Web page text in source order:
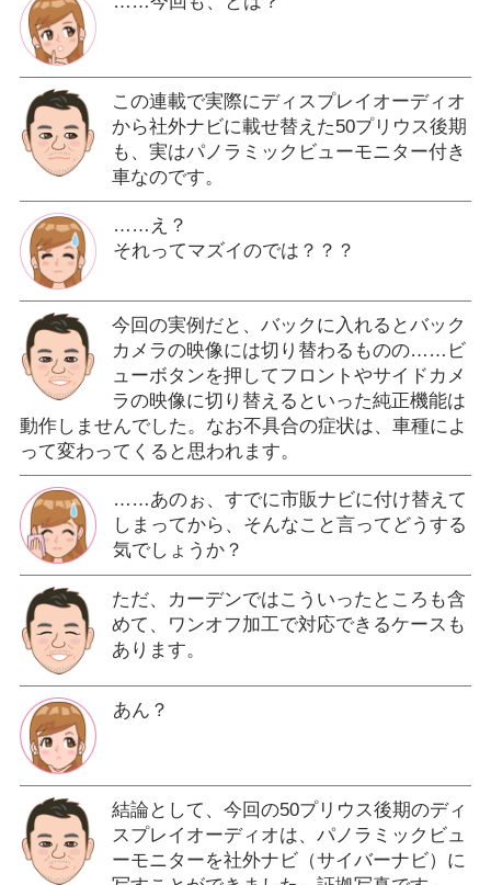
この連載で実際にディスプレイオーディオ
から社外ナビに載せ替えた50プリウス後期
も、実はパノラミックビューモニター付き
車なのです。
……え？
それってマズイのでは？？？
今回の実例だと、バックに入れるとバック
カメラの映像には切り替わるものの……ビ
ューボタンを押してフロントやサイドカメ
ラの映像に切り替えるといった純正機能は
動作しませんでした。なお不具合の症状は、車種によ
って変わってくると思われます。
……あのぉ、すでに市販ナビに付け替えて
しまってから、そんなこと言ってどうする
気でしょうか？
ただ、カーデンではこういったところも含
めて、ワンオフ加工で対応できるケースも
あります。
あん？
結論として、今回の50プリウス後期のディ
スプレイオーディオは、パノラミックビュ
ーモニターを社外ナビ（サイバーナビ）に